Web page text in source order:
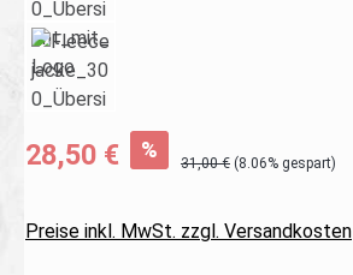
28,50 € %
31,00 € (8.06% gespart)
Preise inkl. MwSt. zzgl. Versandkosten